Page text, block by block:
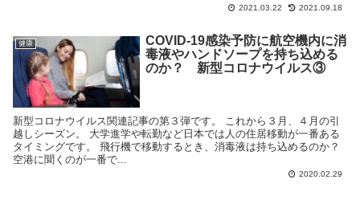
2021.03.22 2021.09.18
健康
COVID-19感染予防に航空機内に消
毒液やハンドソープを持ち込める
のか？ 新型コロナウイルス③
新型コロナウイルス関連記事の第３弾です。 これから３月、４月の引
越しシーズン。 大学進学や転勤など日本では人の住居移動が一番ある
タイミングです。 飛行機で移動するとき、消毒液は持ち込めるのか？
空港に聞くのが一番で...
2020.02.29